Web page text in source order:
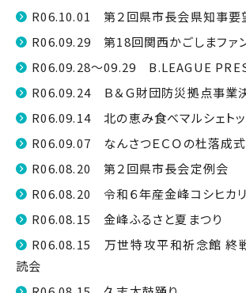
R06.10.01 第２回県市長会県知事要
R06.09.29 第18回関西かごしまファ
R06.09.28～09.29 B.LEAGUE
R06.09.24 Ｂ＆Ｇ財団防災拠点事業
R06.09.14 北の恵み食べマルシェト
R06.09.07 なんさつＥＣＯの杜落成式
R06.08.20 第２回県市長会定例会
R06.08.20 令和６年産金峰コシヒカ
R06.08.15 金峰ふるさと夏まつり
R06.08.15 万世特攻平和祈念館 終
読会